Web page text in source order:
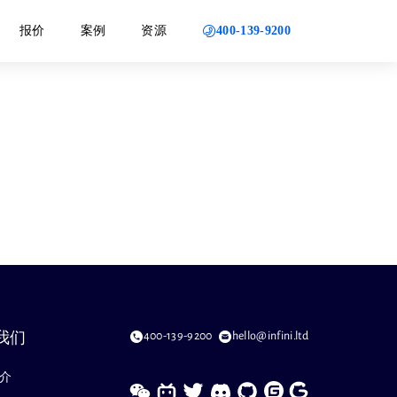
报价 案例 资源 400-139-9200
们 400-139-9200 hello@infini.ltd